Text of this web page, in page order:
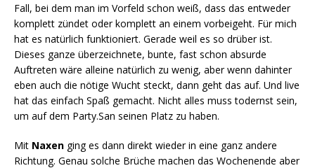
Fall, bei dem man im Vorfeld schon weiß, dass das entweder
komplett zündet oder komplett an einem vorbeigeht. Für mich
hat es natürlich funktioniert. Gerade weil es so drüber ist.
Dieses ganze überzeichnete, bunte, fast schon absurde
Auftreten wäre alleine natürlich zu wenig, aber wenn dahinter
eben auch die nötige Wucht steckt, dann geht das auf. Und live
hat das einfach Spaß gemacht. Nicht alles muss todernst sein,
um auf dem Party.San seinen Platz zu haben.
Mit Naxen ging es dann direkt wieder in eine ganz andere
Richtung. Genau solche Brüche machen das Wochenende aber